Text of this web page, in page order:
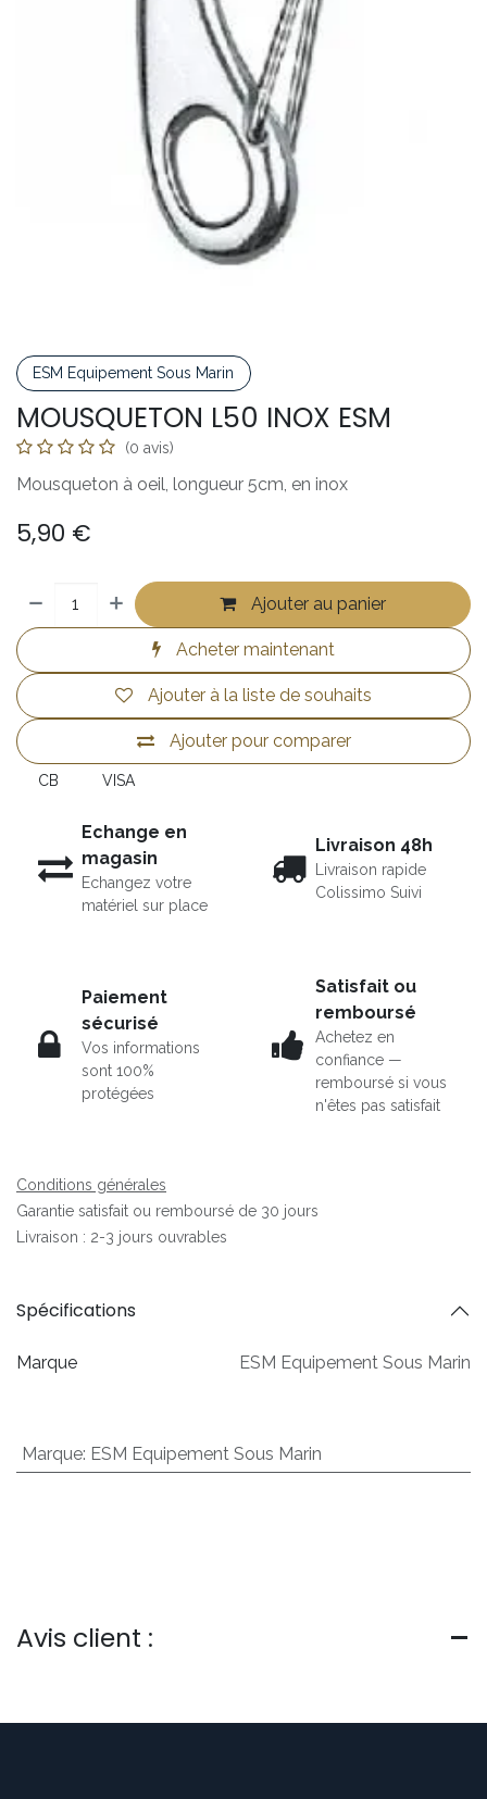
ESM Equipement Sous Marin
MOUSQUETON L50 INOX ESM
(0 avis)
Mousqueton à oeil, longueur 5cm, en inox
5,90 €
Ajouter au panier
Acheter maintenant
Ajouter pour comparer
Ajouter à la liste de souhaits
CB VISA
Echange en
magasin
Echangez votre
matériel sur place
Livraison 48h
Livraison rapide
Colissimo Suivi
Paiement
sécurisé
Vos informations
sont 100%
protégées
Satisfait ou
remboursé
Achetez en
confiance —
remboursé si vous
n'êtes pas satisfait
Conditions générales
Garantie satisfait ou remboursé de 30 jours
Livraison : 2-3 jours ouvrables
Spécifications
Marque ESM Equipement Sous Marin
Marque: ESM Equipement Sous Marin
Avis client :